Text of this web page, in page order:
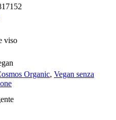
viso
Organic, Vegan senza